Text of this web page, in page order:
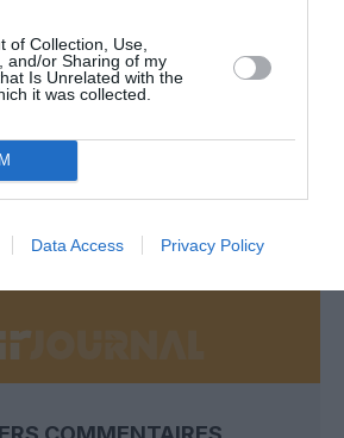
of Collection, Use,
and/or Sharing of my
Is Unrelated with the
it was collected.
Data Access Privacy Policy
aux lecteurs !
Journal participez
développement !
NOUS SOUTENIR